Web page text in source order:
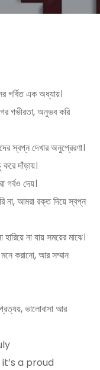
গর্বিত এক অধ্যায়।
গভীরতা, অনুভব করি
স্বপ্ন দেখার অনুপ্রেরণা।
দাঁড়ায়।
দেয়।
না, আমরা রক্ত দিয়ে স্বপ্ন
না যায় সময়ের মাঝে।
করানো, আর সম্মান
ভালোবাসা আর
a proud